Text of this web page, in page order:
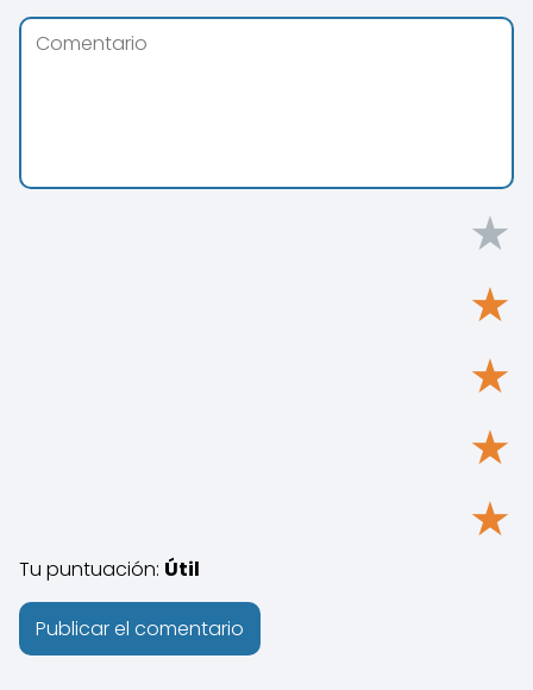
★
★
★
★
★
Tu puntuación: Útil